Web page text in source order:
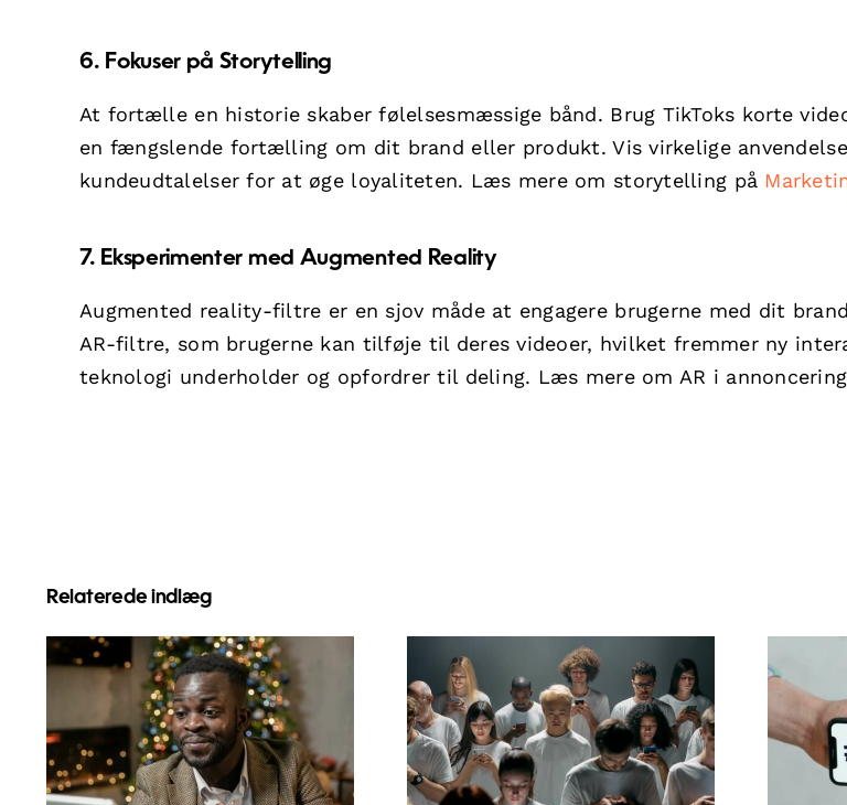
6. Fokuser på Storytelling
At fortælle en historie skaber følelsesmæssige bånd. Brug TikToks korte
en fængslende fortælling om dit brand eller produkt. Vis virkelige
kundeudtalelser for at øge loyaliteten. Læs mere om storytelling på
7. Eksperimenter med Augmented Reality
Augmented reality-filtre er en sjov måde at engagere brugerne med dit
AR-filtre, som brugerne kan tilføje til deres videoer, hvilket fremmer ny
teknologi underholder og opfordrer til deling. Læs mere om AR i
Relaterede indlæg
Sådan skjuler du
følgere på LinkedIn
for at bevare
Tips til at designe
flotte Facebook-
annoncer, der